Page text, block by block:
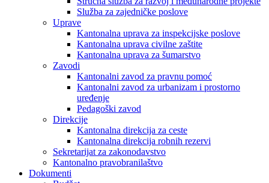
Služba za zajedničke poslove
Uprave
Kantonalna uprava za inspekcijske poslove
Kantonalna uprava civilne zaštite
Kantonalna uprava za šumarstvo
Zavodi
Kantonalni zavod za pravnu pomoć
Kantonalni zavod za urbanizam i prostorno
uređenje
Pedagoški zavod
Direkcije
Kantonalna direkcija za ceste
Kantonalna direkcija robnih rezervi
Sekretarijat za zakonodavstvo
Kantonalno pravobranilaštvo
Dokumenti